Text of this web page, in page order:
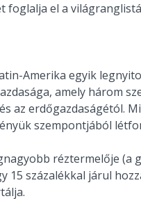
foglalja el a
Amerika egyik
amely három
az erdőgazdaságétól.
szempontjából
réztermelője (a
15 százalékkal járul